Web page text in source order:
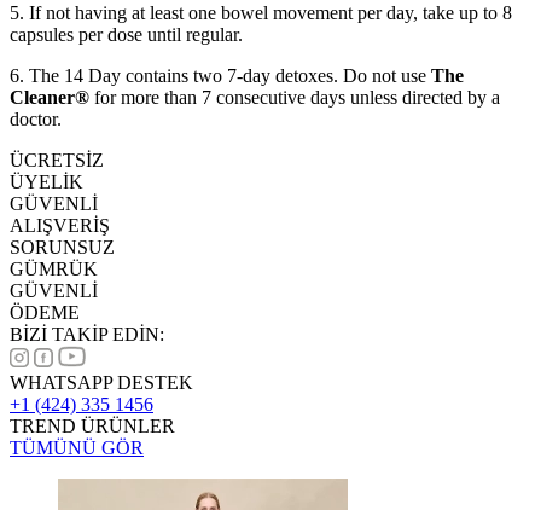
5. If not having at least one bowel movement per day, take up to 8
capsules per dose until regular.
6. The 14 Day contains two 7-day detoxes. Do not use The
Cleaner® for more than 7 consecutive days unless directed by a
doctor.
ÜCRETSİZ
ÜYELİK
GÜVENLİ
ALIŞVERİŞ
SORUNSUZ
GÜMRÜK
GÜVENLİ
ÖDEME
BİZİ TAKİP EDİN:
WHATSAPP DESTEK
+1 (424) 335 1456
TREND ÜRÜNLER
TÜMÜNÜ GÖR